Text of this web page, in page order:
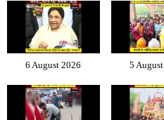
6 August 2026 5